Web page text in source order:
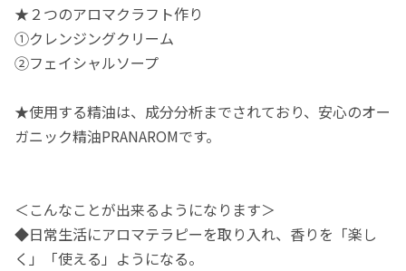
★２つのアロマクラフト作り
①クレンジングクリーム
②フェイシャルソープ
★使用する精油は、成分分析までされており、安心のオー
ガニック精油PRANAROMです。
＜こんなことが出来るようになります＞
◆日常生活にアロマテラピーを取り入れ、香りを「楽し
く」「使える」ようになる。